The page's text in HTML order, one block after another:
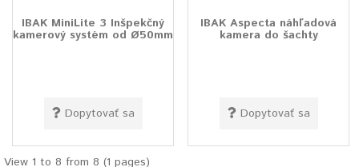
IBAK MiniLite 3 Inšpekčný
kamerový systém od Ø50mm
Dopytovať sa
IBAK Aspecta náhľadová
kamera do šachty
Dopytovať sa
View 1 to 8 from 8 (1 pages)